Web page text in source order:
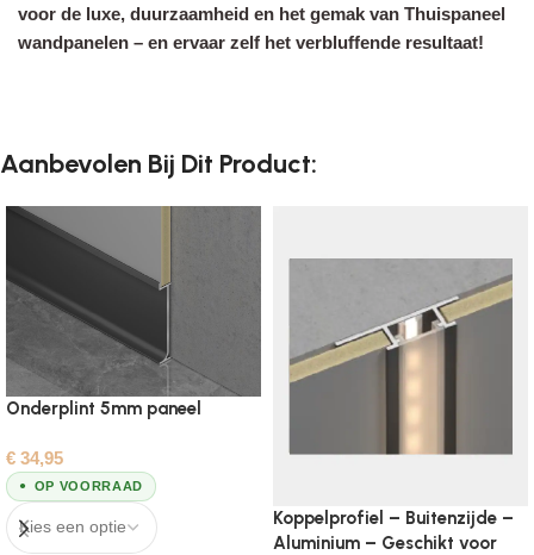
voor de luxe, duurzaamheid en het gemak van Thuispaneel
wandpanelen – en ervaar zelf het verbluffende resultaat!
Aanbevolen Bij Dit Product:
Onderplint 5mm paneel
€ 34,95
OP VOORRAAD
Koppelprofiel – Buitenzijde –
Aluminium – Geschikt voor